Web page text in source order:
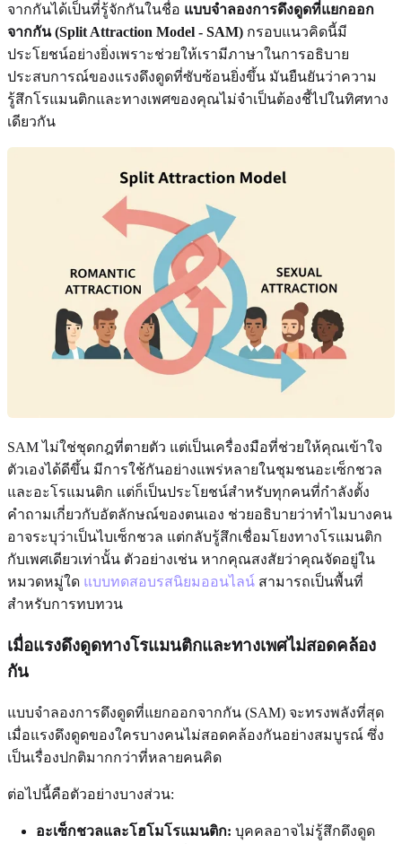
จากกันได้เป็นที่รู้จักกันในชื่อ แบบจำลองการดึงดูดที่แยกออก
จากกัน (Split Attraction Model - SAM) กรอบแนวคิดนี้มี
ประโยชน์อย่างยิ่งเพราะช่วยให้เรามีภาษาในการอธิบาย
ประสบการณ์ของแรงดึงดูดที่ซับซ้อนยิ่งขึ้น มันยืนยันว่าความ
รู้สึกโรแมนติกและทางเพศของคุณไม่จำเป็นต้องชี้ไปในทิศทาง
เดียวกัน
SAM ไม่ใช่ชุดกฎที่ตายตัว แต่เป็นเครื่องมือที่ช่วยให้คุณเข้าใจ
ตัวเองได้ดีขึ้น มีการใช้กันอย่างแพร่หลายในชุมชนอะเซ็กชวล
และอะโรแมนติก แต่ก็เป็นประโยชน์สำหรับทุกคนที่กำลังตั้ง
คำถามเกี่ยวกับอัตลักษณ์ของตนเอง ช่วยอธิบายว่าทำไมบางคน
อาจระบุว่าเป็นไบเซ็กชวล แต่กลับรู้สึกเชื่อมโยงทางโรแมนติก
กับเพศเดียวเท่านั้น ตัวอย่างเช่น หากคุณสงสัยว่าคุณจัดอยู่ใน
หมวดหมู่ใด แบบทดสอบรสนิยมออนไลน์ สามารถเป็นพื้นที่
สำหรับการทบทวน
เมื่อแรงดึงดูดทางโรแมนติกและทางเพศไม่สอดคล้อง
กัน
แบบจำลองการดึงดูดที่แยกออกจากกัน (SAM) จะทรงพลังที่สุด
เมื่อแรงดึงดูดของใครบางคนไม่สอดคล้องกันอย่างสมบูรณ์ ซึ่ง
เป็นเรื่องปกติมากกว่าที่หลายคนคิด
ต่อไปนี้คือตัวอย่างบางส่วน:
อะเซ็กชวลและโฮโมโรแมนติก: บุคคลอาจไม่รู้สึกดึงดูด